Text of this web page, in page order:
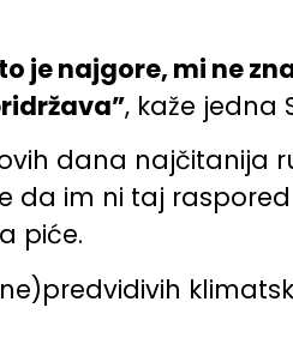
je najgore, mi ne
, kaže jedna
dana najčitanija
im ni taj raspored
piće.